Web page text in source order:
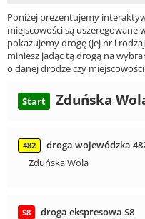
Poniżej prezentujemy
miejscowości są uszeregowane
pokazujemy drogę (jej nr i
miniesz jadąc tą drogą na
o danej drodze czy
Start Zduńska
482
droga wojewódzka
Zduńska Wola
S8
droga ekspresowa S8